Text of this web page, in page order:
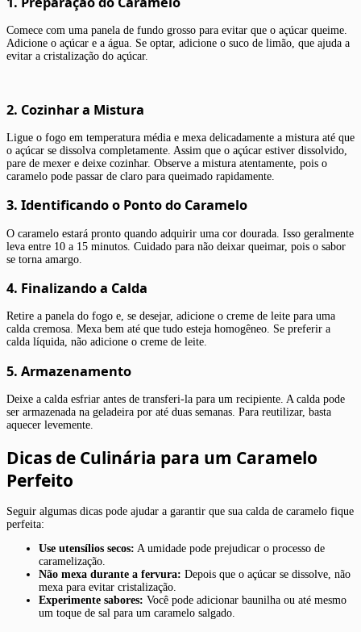
Comece com uma panela de fundo grosso para evitar que o açúcar queime.
Adicione o açúcar e a água. Se optar, adicione o suco de limão, que ajuda a
evitar a cristalização do açúcar.
2. Cozinhar a Mistura
Ligue o fogo em temperatura média e mexa delicadamente a mistura até que
o açúcar se dissolva completamente. Assim que o açúcar estiver dissolvido,
pare de mexer e deixe cozinhar. Observe a mistura atentamente, pois o
caramelo pode passar de claro para queimado rapidamente.
3. Identificando o Ponto do Caramelo
O caramelo estará pronto quando adquirir uma cor dourada. Isso geralmente
leva entre 10 a 15 minutos. Cuidado para não deixar queimar, pois o sabor
se torna amargo.
4. Finalizando a Calda
Retire a panela do fogo e, se desejar, adicione o creme de leite para uma
calda cremosa. Mexa bem até que tudo esteja homogêneo. Se preferir a
calda líquida, não adicione o creme de leite.
5. Armazenamento
Deixe a calda esfriar antes de transferi-la para um recipiente. A calda pode
ser armazenada na geladeira por até duas semanas. Para reutilizar, basta
aquecer levemente.
Dicas de Culinária para um Caramelo
Perfeito
Seguir algumas dicas pode ajudar a garantir que sua calda de caramelo fique
perfeita:
Use utensílios secos: A umidade pode prejudicar o processo de
caramelização.
Não mexa durante a fervura: Depois que o açúcar se dissolve, não
mexa para evitar cristalização.
Experimente sabores: Você pode adicionar baunilha ou até mesmo
um toque de sal para um caramelo salgado.